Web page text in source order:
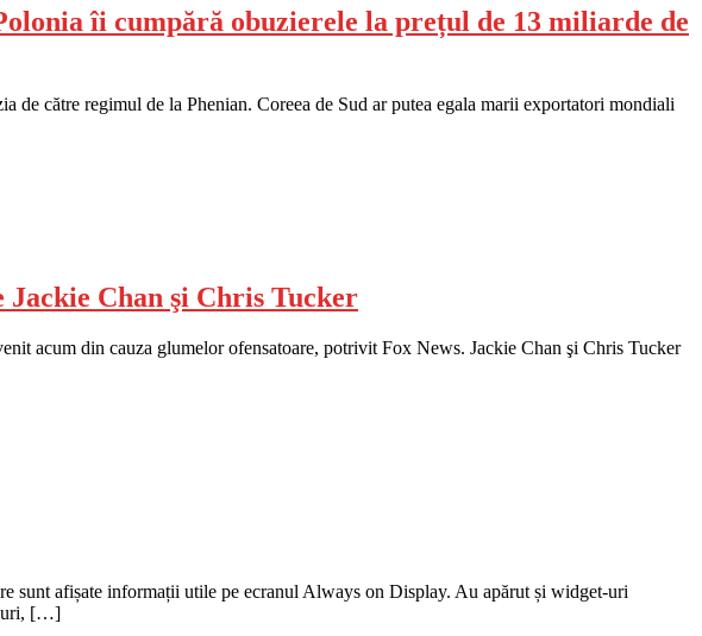
îi cumpără obuzierele la prețul de 13 miliarde de
de către regimul de la Phenian. Coreea de Sud ar putea egala marii exportatori mondiali
Jackie Chan şi Chris Tucker
acum din cauza glumelor ofensatoare, potrivit Fox News. Jackie Chan şi Chris Tucker
sunt afișate informații utile pe ecranul Always on Display. Au apărut și widget-uri
uri, […]